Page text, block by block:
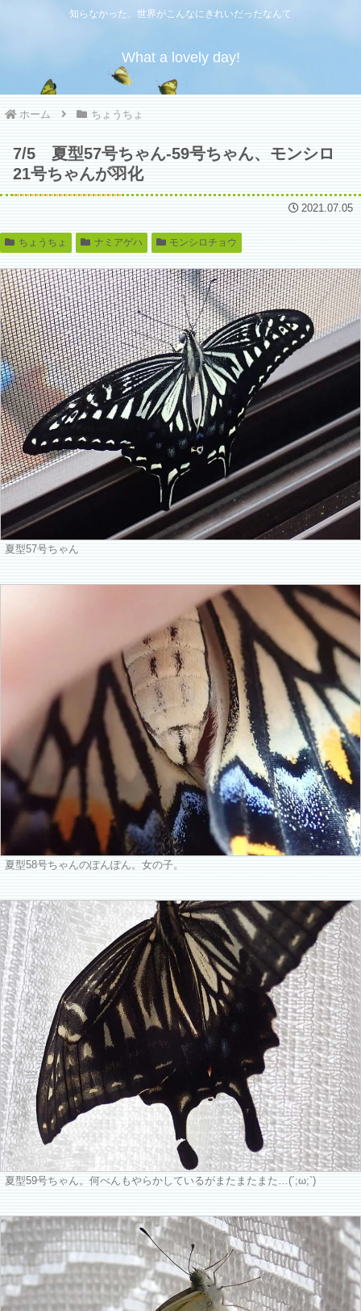
知らなかった、世界がこんなにきれいだったなんて
What a lovely day!
ホーム ちょうちょ
7/5 夏型57号ちゃん‐59号ちゃん、モンシロ
21号ちゃんが羽化
2021.07.05
ちょうちょ ナミアゲハ モンシロチョウ
夏型57号ちゃん
夏型58号ちゃんのぽんぽん。女の子。
夏型59号ちゃん。何べんもやらかしているがまたまたまた…(´;ω;`)